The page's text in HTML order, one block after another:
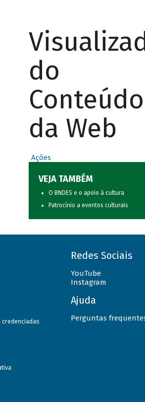
do
Conteúdo
da Web
Ações
VEJA TAMBÉM
O BNDES e o apoio à cultura
Patrocínio a eventos culturais
Redes Sociais
YouTube
Instagram
Ajuda
Perguntas